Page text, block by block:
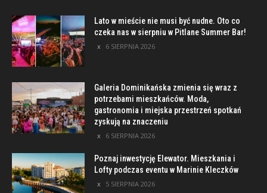
Lato w mieście nie musi być nudne. Oto co
czeka nas w sierpniu w Pitlane Summer Bar!
6 SIERPNIA 2026
Galeria Dominikańska zmienia się wraz z
potrzebami mieszkańców. Moda,
gastronomia i miejska przestrzeń spotkań
zyskują na znaczeniu
6 SIERPNIA 2026
Poznaj inwestycję Elewator. Mieszkania i
Lofty podczas eventu w Marinie Kleczków
5 SIERPNIA 2026